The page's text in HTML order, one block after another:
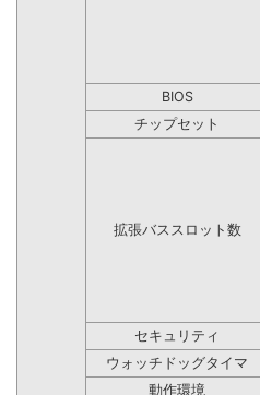
BIOS
チップセット
拡張バススロット数
セキュリティ
ウォッチドッグタイマ
動作環境